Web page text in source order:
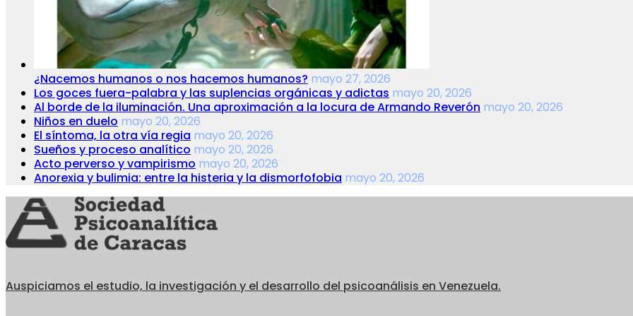
¿Nacemos humanos o nos hacemos humanos? mayo 27, 2026
Los goces fuera-palabra y las suplencias orgánicas y adictas mayo 20, 2026
Al borde de la iluminación. Una aproximación a la locura de Armando Reverón mayo 20, 2026
Niños en duelo mayo 20, 2026
El síntoma, la otra vía regia mayo 20, 2026
Sueños y proceso analítico mayo 20, 2026
Acto perverso y vampirismo mayo 20, 2026
Anorexia y bulimia: entre la histeria y la dismorfofobia mayo 20, 2026
Auspiciamos el estudio, la investigación y el desarrollo del psicoanálisis en Venezuela.